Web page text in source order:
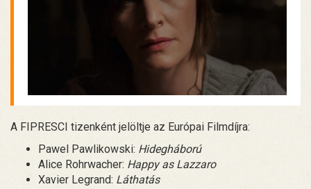
A FIPRESCI tizenként jelöltje az Európai Filmdíjra:
Pawel Pawlikowski: Hidegháború
Alice Rohrwacher: Happy as Lazzaro
Xavier Legrand: Láthatás